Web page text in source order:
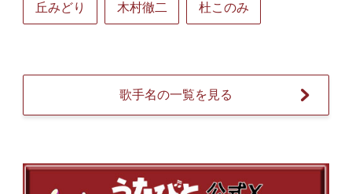
丘みどり 木村徹二 杜このみ
歌手名の一覧を見る